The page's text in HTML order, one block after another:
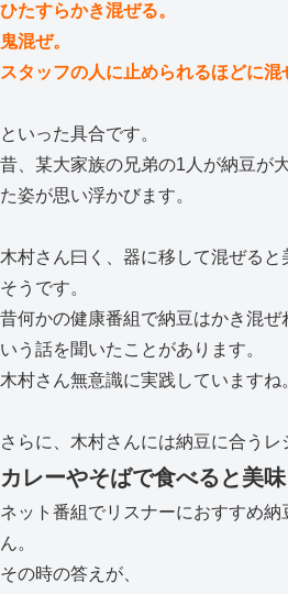
ひたすらかき混ぜる。
鬼混ぜ。
スタッフの人に止められるほどに混
といった具合です。
昔、某大家族の兄弟の1人が納豆が
た姿が思い浮かびます。
木村さん曰く、器に移して混ぜる
そうです。
昔何かの健康番組で納豆はかき混ぜ
いう話を聞いたことがあります。
木村さん無意識に実践していますね
さらに、木村さんには納豆に合うレ
カレーやそばで食べると美味
ネット番組でリスナーにおすすめ納
ん。
その時の答えが、